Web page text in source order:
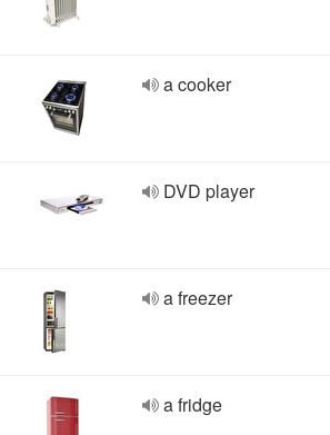
a cooker
DVD player
a freezer
a fridge